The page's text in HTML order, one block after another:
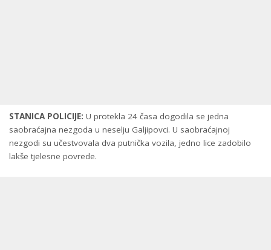
STANICA POLICIJE: U protekla 24 časa dogodila se jedna
saobraćajna nezgoda u neselju Galjipovci. U saobraćajnoj
nezgodi su učestvovala dva putnička vozila, jedno lice zadobilo
lakše tjelesne povrede.